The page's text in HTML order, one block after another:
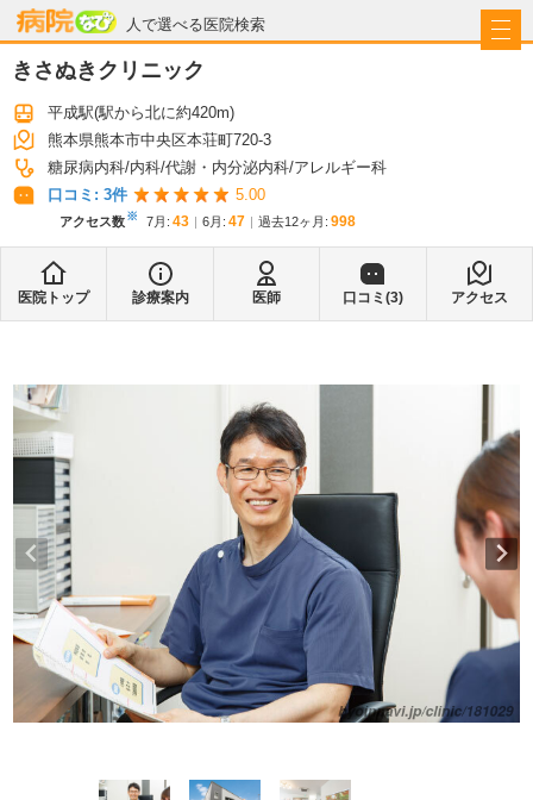
人で選べる医院検索
病院なび
きさぬきクリニック
平成駅(駅から北に約420m)
熊本県熊本市中央区本荘町720-3
糖尿病内科 内科 代謝・内分泌内科 アレルギー科
口コミ: 3件 5.00
アクセス数※ 7月 : 43 6月 : 47 過去12ヶ月: 998
医院トップ 診療案内 医師 口コミ(3) アクセス